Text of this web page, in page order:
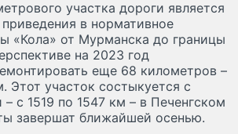
участка дороги является
в нормативное
«Кола» от Мурманска до границы
на 2023 год
еще 68 километров –
Этот участок состыкуется с
с 1519 по 1547 км – в Печенгском
завершат ближайшей осенью.